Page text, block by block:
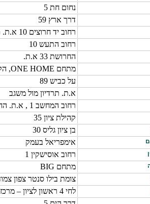
נחום חת 5
דרך ארץ 59
רחוב יד חרוצים 10 א.ת. תלפיות
רחוב התעש 10
החרושת 33 א.ת.
מתחם ONE HOME, הקדר 6
על כביש 89
א.ת. תרדיון מול משגב
רחוב המחשב 1 , א.ת. החדש
קהילת ציון 35
בן ציון גליס 30
אימפריאל בעמק
רחוב אוסישקין 1
מתחם BIG
צומת בילו סנטר צפון
לחי 4 ראשון לציון – מרכז מסחרי G